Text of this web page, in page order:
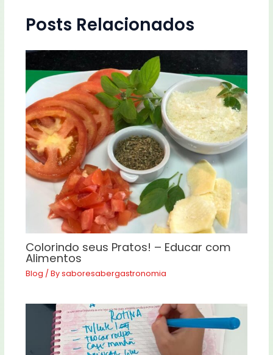
Posts Relacionados
Colorindo seus Pratos! – Educar com
Alimentos
Blog / Bysaboresabergastronomia